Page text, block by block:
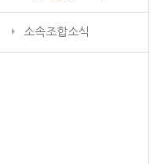
소속조합소식